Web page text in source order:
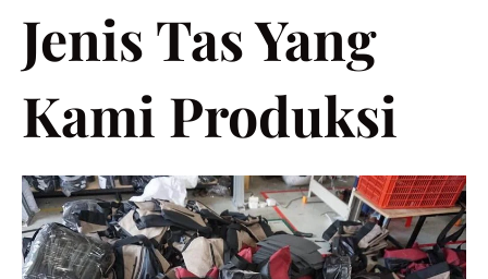
Jenis Tas Yang
Kami Produksi